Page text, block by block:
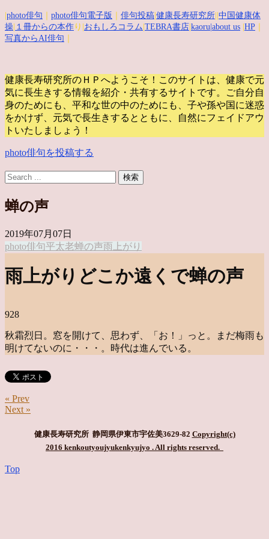
photo俳句 photo俳句電子版 俳句投稿 健康長寿研究所 中国健康体
操 １冊からの本作 り| おもしろコラム TEBRA書店 kaoru |about us HP
写真からAI俳句
健康長寿研究所のＨＰへようこそ！このサイトは、健康で元
気に長生きする情報を紹介・共有するサイトです。
ご自分自
身のためにも、平和な世の中のためにも、子や孫や国に迷惑
をかけず、元気で長生きするとともに、自然にフェイドアウ
トいたしましょう！
photo俳句を投稿する
蝉の声
2019年07月07日
photo俳句平太老蝉の声雨上がり
雨上がりどこか遠くで蝉の声
928
秋霜烈日。窓を開けて、思わず、「お！」っと。まだ梅雨も
明けてないのに・・・。時代は進んでいる。
« Prev
Next »
健康長寿研究所 静岡県伊東市宇佐美3629-82 Copyright(c)
2016 kenkoutyoujyukenkyujyo . All rights reserved.
Top